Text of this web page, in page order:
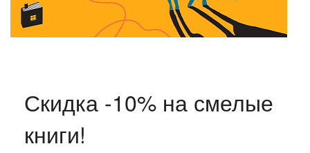
Скидка -10% на смелые
книги!